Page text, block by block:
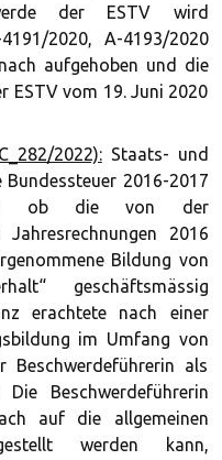
der ESTV wird
2020, A-4193/2020
aufgehoben und die
ESTV vom 19. Juni 2020
2022):Staats- und
2016-2017
ob die von der
2016
Bildung von
geschäftsmässig
erachtete nach einer
im Umfang von
Beschwerdeführerin als
Beschwerdeführerin
auf die allgemeinen
werden kann,